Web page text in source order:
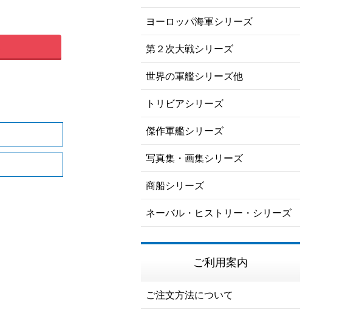
ヨーロッパ海軍シリーズ
第２次大戦シリーズ
世界の軍艦シリーズ他
トリビアシリーズ
傑作軍艦シリーズ
写真集・画集シリーズ
商船シリーズ
ネーバル・ヒストリー・シリーズ
ご利用案内
ご注文方法について